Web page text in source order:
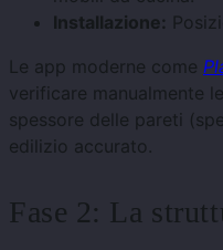
Installazione:
Le app moderne come
verificare manualmente
spessore delle pareti
edilizio accurato.
Fase 2: La